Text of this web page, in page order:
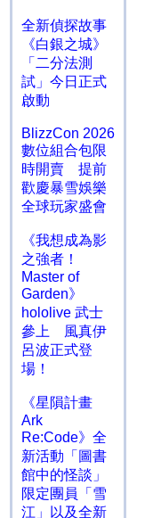
全新偵探故事
《白銀之城》
「二分法測
試」今日正式
啟動
BlizzCon 2026
數位組合包限
時開賣 提前
歡慶暴雪娛樂
全球玩家盛會
《我想成為影
之強者！
Master of
Garden》
hololive 武士
參上 風真伊
呂波正式登
場！
《星隕計畫
Ark
Re:Code》全
新活動「圖書
館中的怪談」
限定團員「雪
江」以及全新